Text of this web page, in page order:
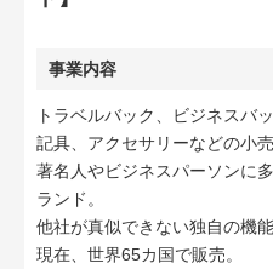
事業内容
トラベルバック、ビジネスバ
記具、アクセサリーなどの小
著名人やビジネスパーソンに
ランド。
他社が真似できない独自の機
現在、世界65カ国で販売。